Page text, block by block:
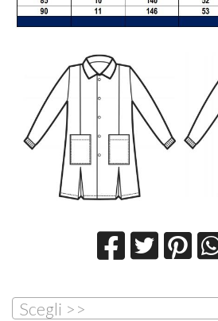
Scegli >>